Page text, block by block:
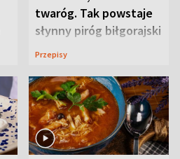
twaróg. Tak powstaje
słynny piróg biłgorajski
Przepisy